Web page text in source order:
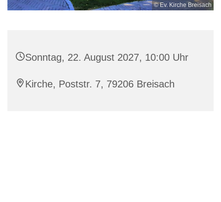
© Ev. Kirche Breisach
Sonntag, 22. August 2027, 10:00 Uhr
Kirche, Poststr. 7, 79206 Breisach